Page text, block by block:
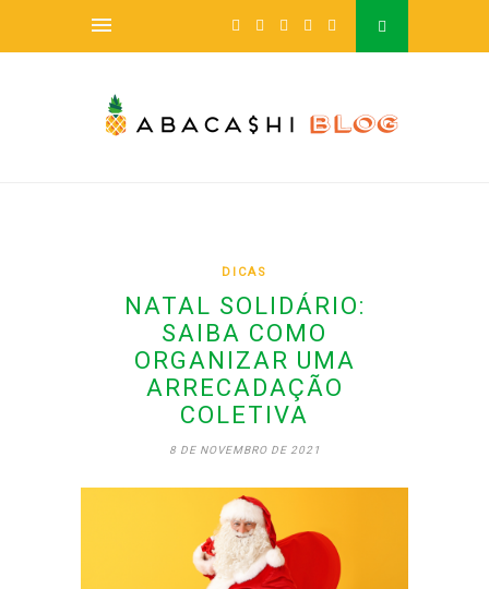
DICAS
NATAL SOLIDÁRIO:
SAIBA COMO
ORGANIZAR UMA
ARRECADAÇÃO
COLETIVA
8 DE NOVEMBRO DE 2021